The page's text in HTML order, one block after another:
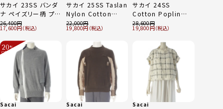
サカイ 23SS バンダ
ナ ペイズリー柄 プリ
ーツ スカート 23-
06801 ネイビー 0
26,400
17,600
サカイ 25SS Taslan
Nylon Cotton
Jersey 半袖Ｔシャツ
トップス 25-
03732M カーキ ネ
イビー 2
22,000
19,800
サカイ 24SS
Cotton Poplin
Zipper Skirt プリー
ツ ストライプ ジップ
ドッキング スカート
ボトムス SCW-086
ブルー 0
28,600
19,800
20%
OFF
Sacai Sacai Sacai